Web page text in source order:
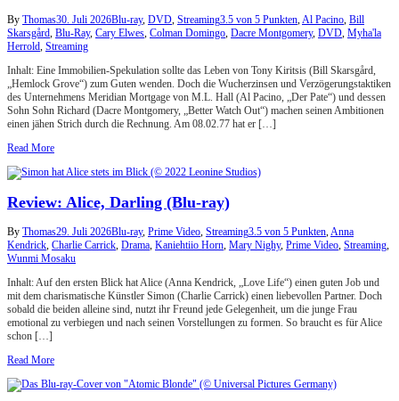
By Thomas30. Juli 2026Blu-ray, DVD Streaming3.5 von 5 Punkten Al Pacino Bill
Skarsgård Blu-Ray, Cary Elwes Colman Domingo Dacre Montgomery, DVD Myha'la
Herrold Streaming
Inhalt: Eine Immobilien-Spekulation sollte das Leben von Tony Kiritsis (Bill Skarsgård,
„Hemlock Grove“) zum Guten wenden. Doch die Wucherzinsen und Verzögerungstaktiken
des Unternehmens Meridian Mortgage von M.L. Hall (Al Pacino, „Der Pate“) und dessen
Sohn Sohn Richard (Dacre Montgomery, „Better Watch Out“) machen seinen Ambitionen
einen jähen Strich durch die Rechnung. Am 08.02.77 hat er […]
Read More
Review: Alice, Darling (Blu-ray)
By Thomas29. Juli 2026Blu-ray, Prime Video Streaming3.5 von 5 Punkten Anna
Kendrick Charlie Carrick Drama Kaniehtiio Horn Mary Nighy, Prime Video Streaming
Wunmi Mosaku
Inhalt: Auf den ersten Blick hat Alice (Anna Kendrick, „Love Life“) einen guten Job und
mit dem charismatische Künstler Simon (Charlie Carrick) einen liebevollen Partner. Doch
sobald die beiden alleine sind, nutzt ihr Freund jede Gelegenheit, um die junge Frau
emotional zu verbiegen und nach seinen Vorstellungen zu formen. So braucht es für Alice
schon […]
Read More